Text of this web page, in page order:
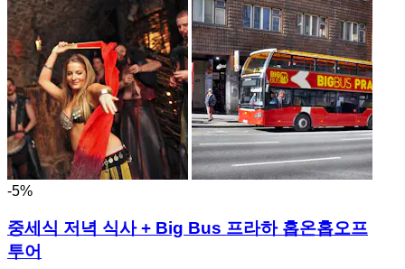
-5%
중세식 저녁 식사 + Big Bus 프라하 홉온홉오프
투어